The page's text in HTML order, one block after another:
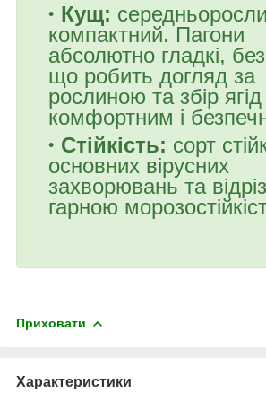
Кущ:
компактний. Пагони
абсолютно гладкі,
що робить догляд за
рослиною та збір ягід
комфортним і
Стійкість: сорт
основних вірусних
захворювань та
гарною
Приховати
Характеристики